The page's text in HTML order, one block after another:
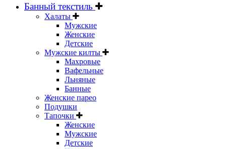
Банный текстиль
Халаты
Мужские
Женские
Детские
Мужские килты
Махровые
Вафельные
Льняные
Банные
Женские парео
Подушки
Тапочки
Женские
Мужские
Детские